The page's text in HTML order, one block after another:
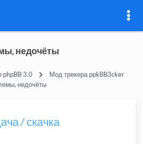
недочёты
3.0
Мод трекера ppkBB3cker
недочёты
/ скачка